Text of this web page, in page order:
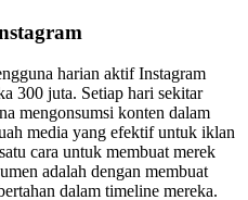
harian aktif Instagram
300 juta. Setiap hari sekitar
mengonsumsi konten dalam
media yang efektif untuk iklan
cara untuk membuat merek
adalah dengan membuat
dalam timeline mereka.